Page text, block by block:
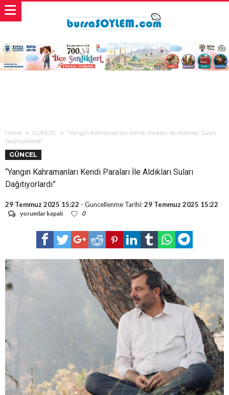
Home GÜNCEL
“Yangın Kahramanları Kendi Paraları İle Aldıkları Suları
Dağıtıyorlardı”
GÜNCEL
“Yangın Kahramanları Kendi Paraları İle Aldıkları Suları
Dağıtıyorlardı”
29 Temmuz 2025 15:22 - Guncellenme Tarihi:29 Temmuz 2025 15:22
“Yangın
yorumlar kapalı 0